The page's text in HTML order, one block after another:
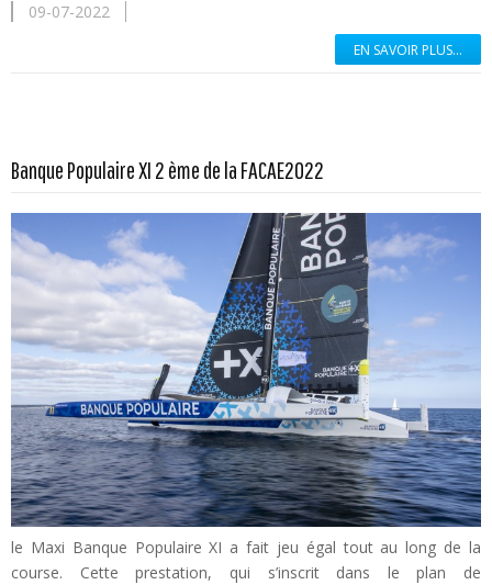
09-07-2022
EN SAVOIR PLUS...
Banque Populaire XI 2 ème de la FACAE2022
le Maxi Banque Populaire XI a fait jeu égal tout au long de la
course. Cette prestation, qui s’inscrit dans le plan de